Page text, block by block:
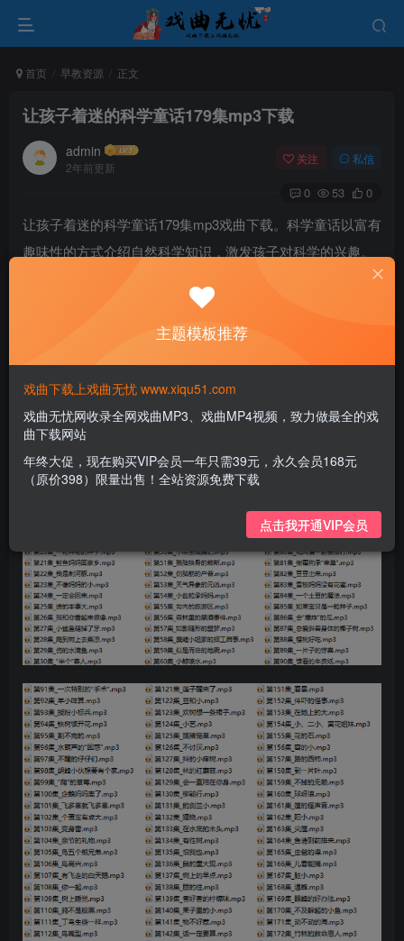
首页 早教资源 正文
让孩子着迷的科学童话179集mp3下载
admin
2年前更新
关注 私信
0 53 0
让孩子着迷的科学童话179集mp3戏曲下载。科学童话以富有
趣味性的方式介绍自然科学知识，激发孩子对科学的兴趣。
通过生动有趣的故事情节和角色，吸引孩子的注意力，能培
养孩子对科学的兴趣,启迪少年儿童的智慧。
主题模板推荐
戏曲下载上戏曲无忧 www.xiqu51.com
戏曲无忧网收录全网戏曲MP3、戏曲MP4视频，致力做最全的戏
曲下载网站
年终大促，现在购买VIP会员一年只需39元，永久会员168元
（原价398）限量出售！全站资源免费下载
点击我开通VIP会员